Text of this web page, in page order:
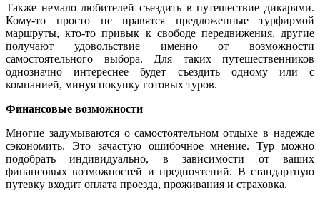
Также немало любителей съездить в путешествие дикарями.
Кому-то просто не нравятся предложенные турфирмой
маршруты, кто-то привык к свободе передвижения, другие
получают удовольствие именно от возможности
самостоятельного выбора. Для таких путешественников
однозначно интереснее будет съездить одному или с
компанией, минуя покупку готовых туров.
Финансовые возможности
Многие задумываются о самостоятельном отдыхе в надежде
сэкономить. Это зачастую ошибочное мнение. Тур можно
подобрать индивидуально, в зависимости от ваших
финансовых возможностей и предпочтений. В стандартную
путевку входит оплата проезда, проживания и страховка.